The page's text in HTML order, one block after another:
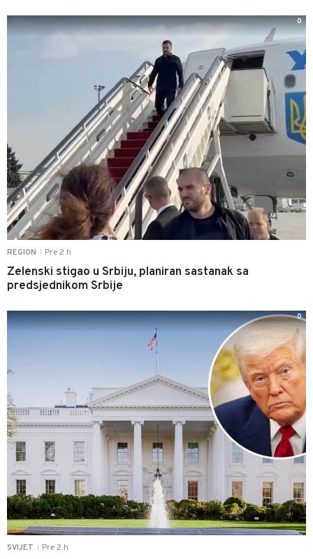
REGION Pre 2 h
Zelenski stigao u Srbiju, planiran sastanak sa
predsjednikom Srbije
0
SVIJET Pre 2 h
0